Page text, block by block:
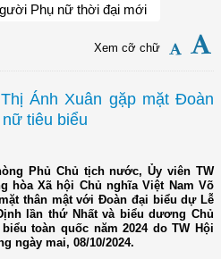
Phụ nữ thời đại mới
Xem cỡ chữ
Ánh Xuân gặp mặt Đoàn
tiêu biểu
Phủ Chủ tịch nước, Ủy viên TW
hòa Xã hội Chủ nghĩa Việt Nam Võ
thân mật với Đoàn đại biểu dự Lễ
lần thứ Nhất và biểu dương Chủ
toàn quốc năm 2024 do TW Hội
ngày mai, 08/10/2024.